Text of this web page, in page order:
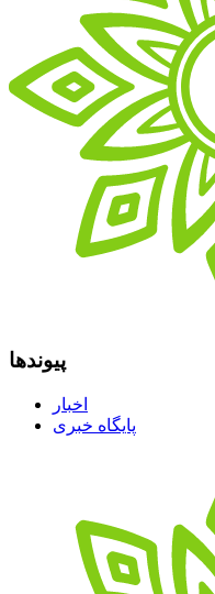
پیوندها
اخبار
پایگاه خبری